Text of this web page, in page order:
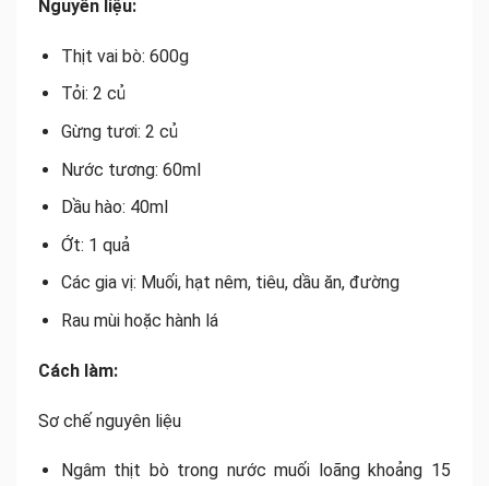
Nguyên liệu:
Thịt vai bò: 600g
Tỏi: 2 củ
Gừng tươi: 2 củ
Nước tương: 60ml
Dầu hào: 40ml
Ớt: 1 quả
Các gia vị: Muối, hạt nêm, tiêu, dầu ăn, đường
Rau mùi hoặc hành lá
Cách làm:
Sơ chế nguyên liệu
Ngâm thịt bò trong nước muối loãng khoảng 15